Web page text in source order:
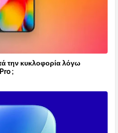
την κυκλοφορία λόγω
;